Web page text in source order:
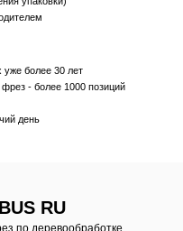
уже более 30 лет
- более 1000 позиций
день
RU